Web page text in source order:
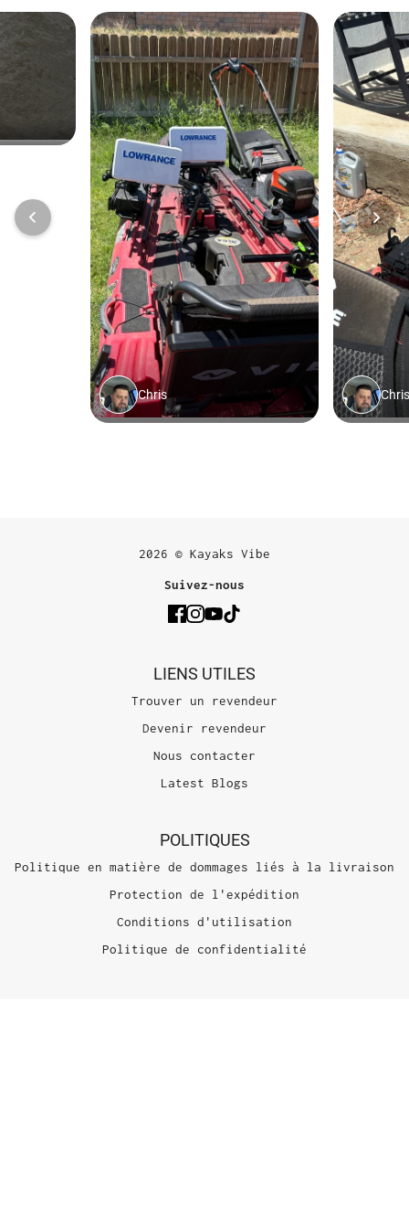
2026 © Kayaks Vibe
Suivez-nous
LIENS UTILES
Trouver un revendeur
Devenir revendeur
Nous contacter
Latest Blogs
POLITIQUES
Politique en matière de dommages liés à la livraison
Protection de l'expédition
Conditions d'utilisation
Politique de confidentialité